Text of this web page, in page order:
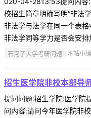
校招生简章明确写明“非法
非法学与法学在同一个表
非法学同等学力是否会安排
石河子大学考研问题 本站小
招生医学院非校本部导
提问问题:招生学院:医学
问内容:请问今年医学院非